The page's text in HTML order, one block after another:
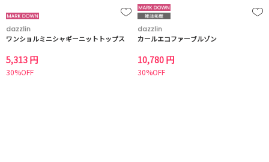
dazzlin
ワンショルミニシャギーニットトップス
5,313 円
30%OFF
dazzlin
カールエコファーブルゾン
10,780 円
30%OFF